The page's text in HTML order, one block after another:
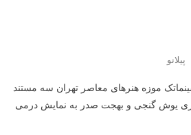
پیلانو
سینماتک موزه هنرهای معاصر تهران سه مستند
یوش گنجی و بهجت صدر به نمایش درمی